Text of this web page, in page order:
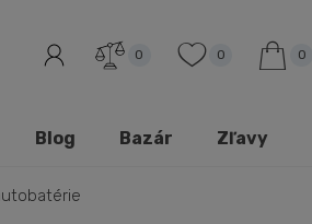
0 0 0
Blog Bazár Zľavy